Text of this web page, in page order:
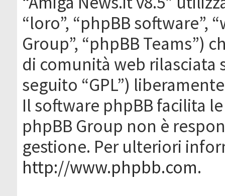
“loro”, “phpBB software”,
Group”, “phpBB Teams”)
di comunità web rilasciata
seguito “GPL”)
Il software phpBB facilita
phpBB Group non è
gestione. Per ulteriori
http://www.phpbb.com.